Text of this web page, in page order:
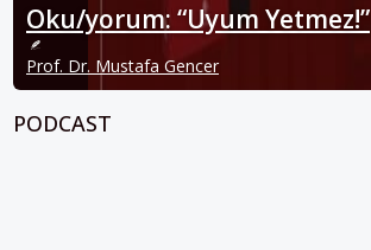
Oku/yorum: “Uyum Yetmez!”
Prof. Dr. Mustafa Gencer
PODCAST